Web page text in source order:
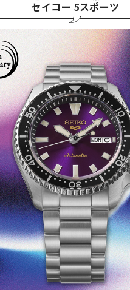
セイコー 5スポーツ